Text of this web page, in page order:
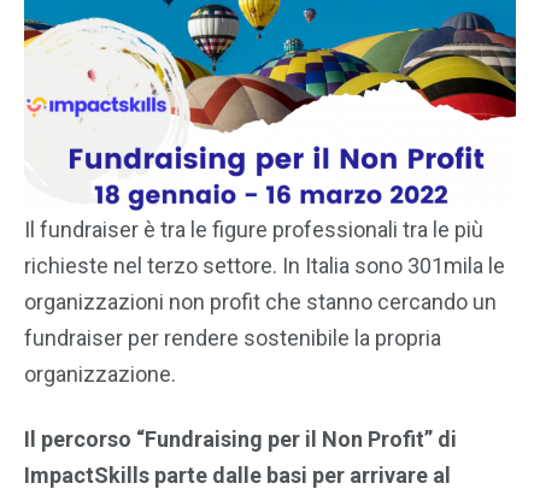
Il fundraiser è tra le figure professionali tra le più
richieste nel terzo settore. In Italia sono 301mila le
organizzazioni non profit che stanno cercando un
fundraiser per rendere sostenibile la propria
organizzazione.
Il percorso “Fundraising per il Non Profit” di
ImpactSkills parte dalle basi per arrivare al